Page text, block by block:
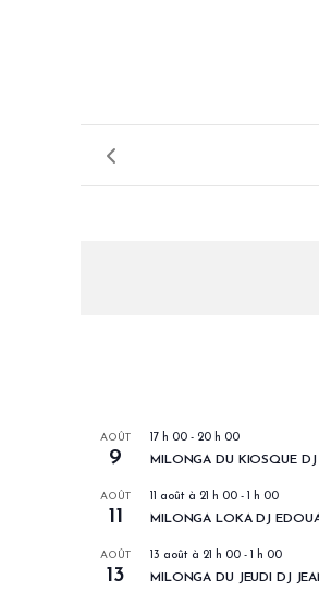
AOÛT
9
17 h 00 - 20 h 00
MILONGA DU KIOSQUE DJ
AOÛT
11
11 août à 21 h 00 - 1 h 00
MILONGA LOKA DJ
AOÛT
13
13 août à 21 h 00 - 1 h 00
MILONGA DU JEUDI DJ